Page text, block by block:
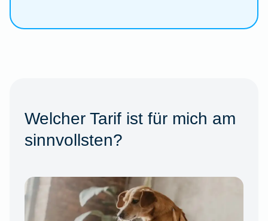
Welcher Tarif ist für mich am
sinnvollsten?